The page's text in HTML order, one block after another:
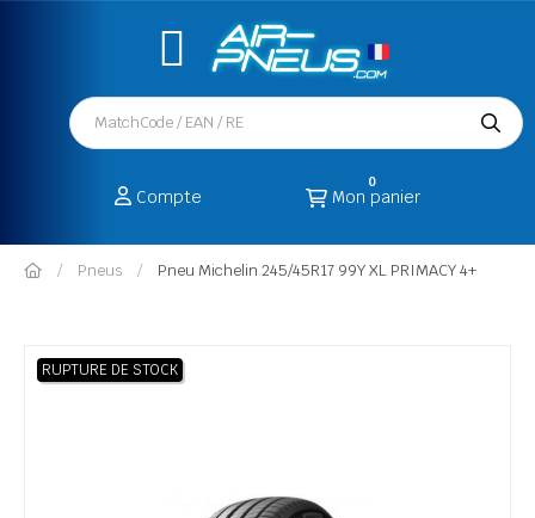
Compte Mon panier
0
Pneus Pneu Michelin 245/45R17 99Y XL PRIMACY 4+
RUPTURE DE STOCK